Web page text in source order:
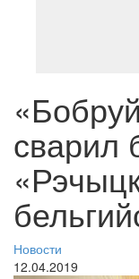
сварил
Новости
12.04.2019